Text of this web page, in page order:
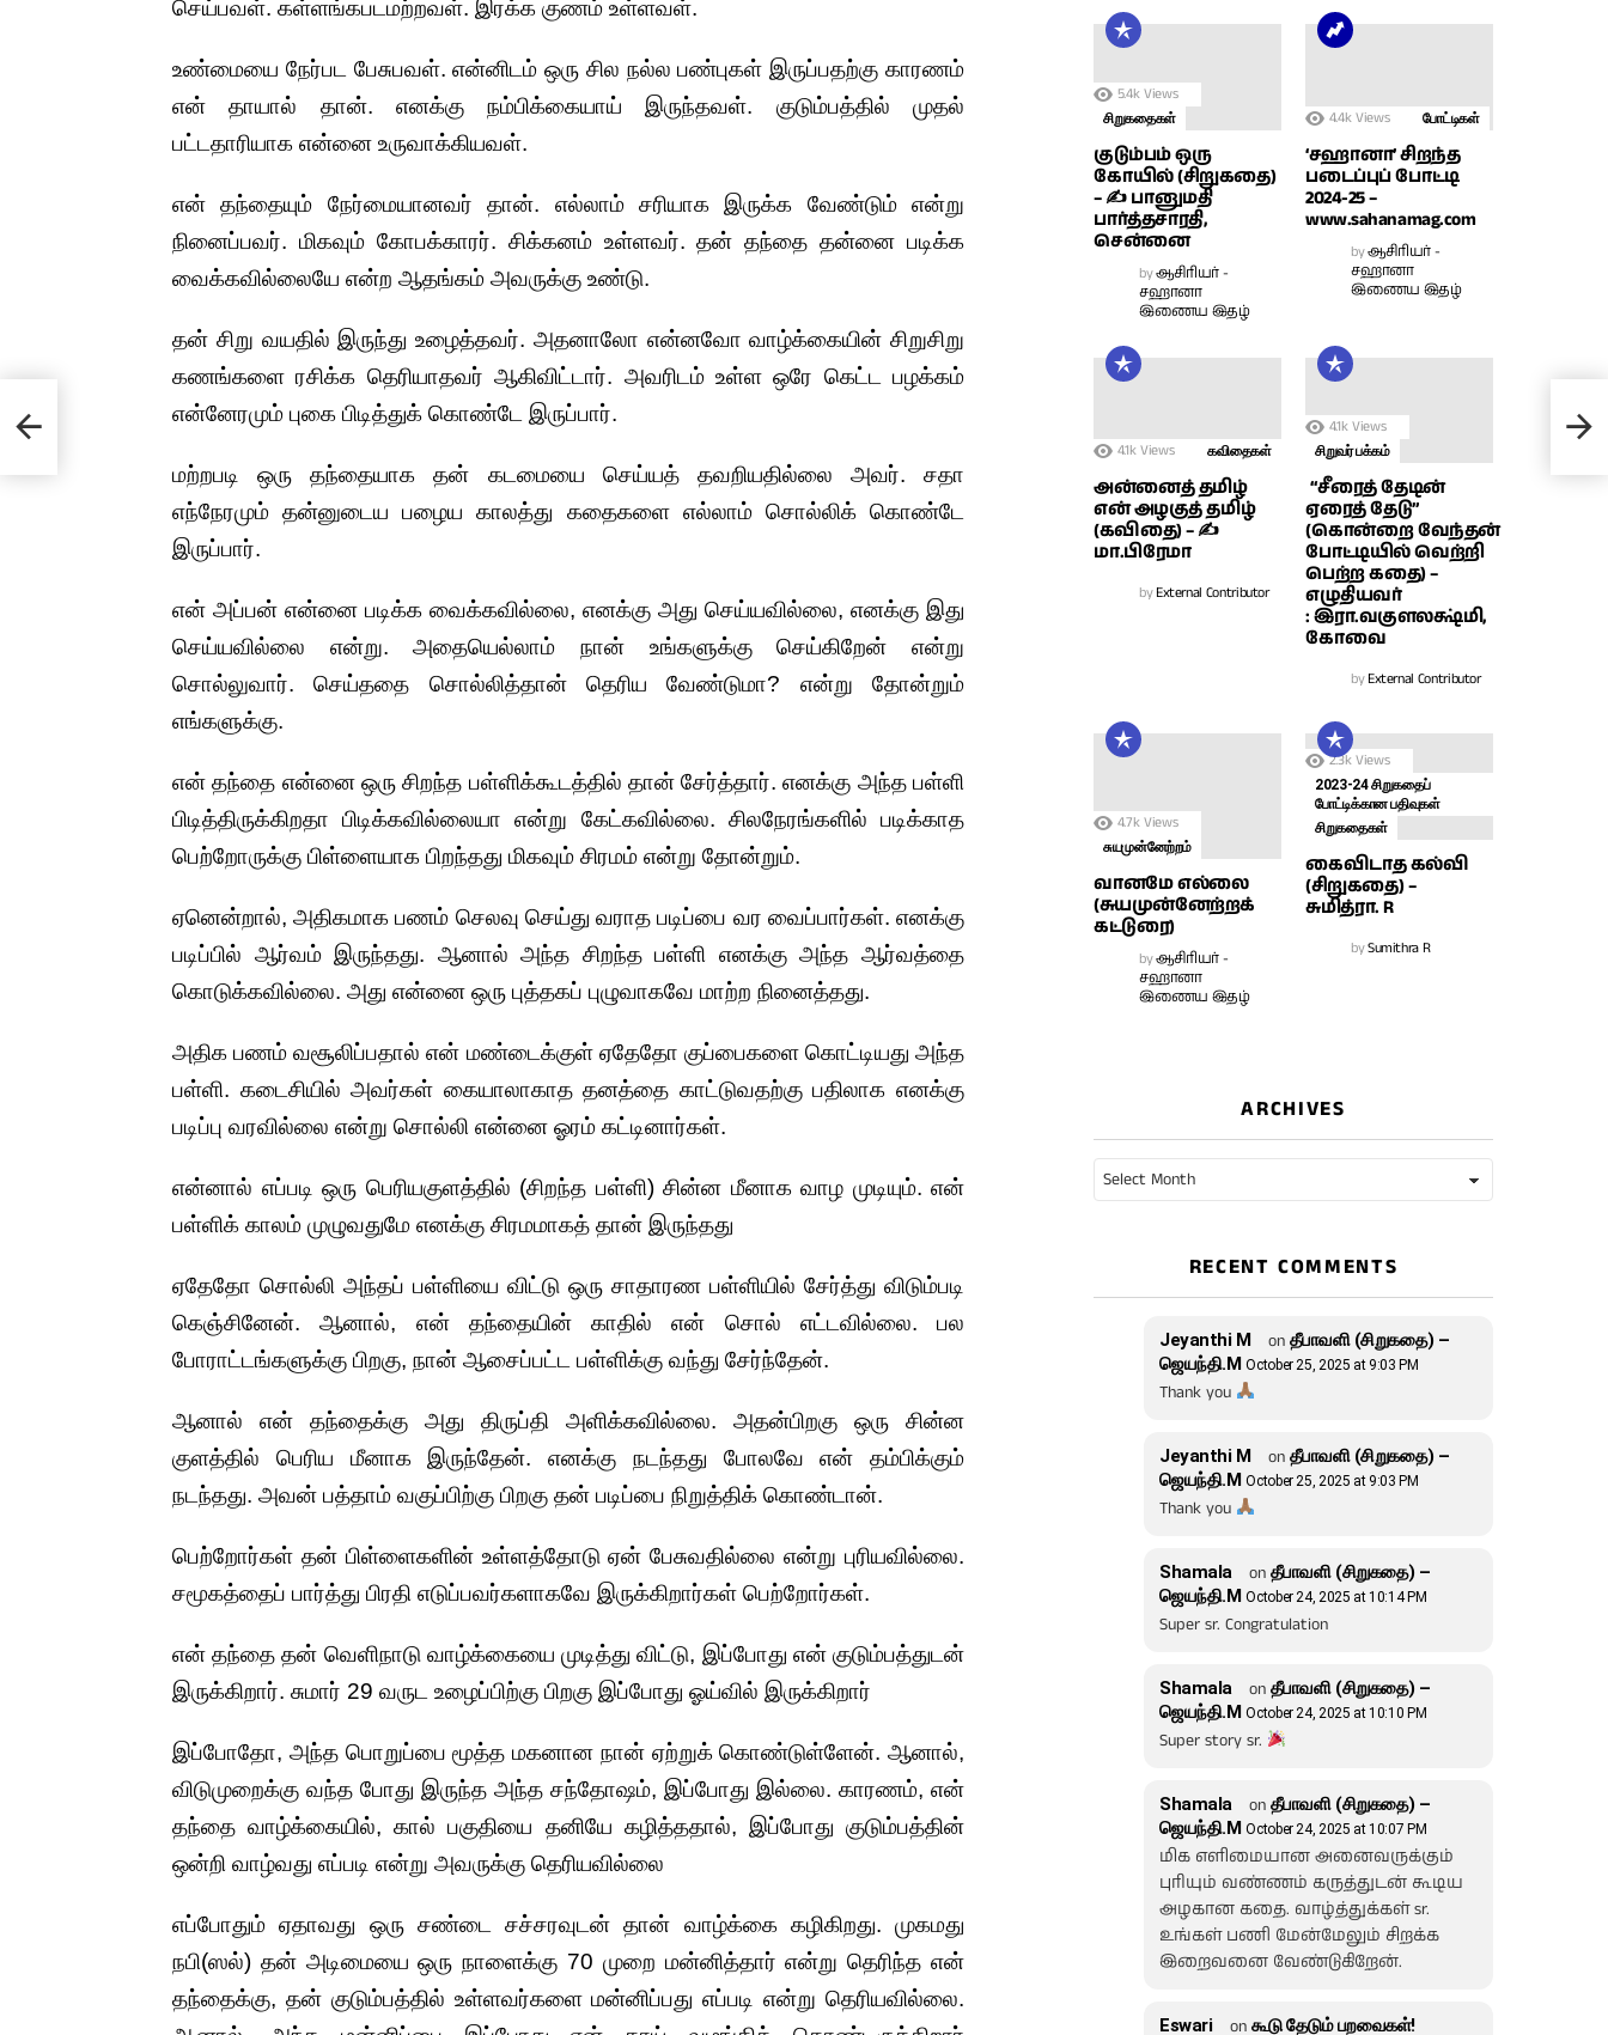
செய்பவள். கள்ளங்கபடமற்றவள். இரக்க குணம் உள்ளவள்.
உண்மையை நேர்பட பேசுபவள். என்னிடம் ஒரு சில நல்ல பண்புகள் இருப்பதற்கு காரணம்
என் தாயால் தான். எனக்கு நம்பிக்கையாய் இருந்தவள். குடும்பத்தில் முதல்
பட்டதாரியாக என்னை உருவாக்கியவள்.
என் தந்தையும் நேர்மையானவர் தான். எல்லாம் சரியாக இருக்க வேண்டும் என்று
நினைப்பவர். மிகவும் கோபக்காரர். சிக்கனம் உள்ளவர். தன் தந்தை தன்னை படிக்க
வைக்கவில்லையே என்ற ஆதங்கம் அவருக்கு உண்டு.
தன் சிறு வயதில் இருந்து உழைத்தவர். அதனாலோ என்னவோ வாழ்க்கையின் சிறுசிறு
கணங்களை ரசிக்க தெரியாதவர் ஆகிவிட்டார். அவரிடம் உள்ள ஒரே கெட்ட பழக்கம்
என்னேரமும் புகை பிடித்துக் கொண்டே இருப்பார்.
மற்றபடி ஒரு தந்தையாக தன் கடமையை செய்யத் தவறியதில்லை அவர். சதா
எந்நேரமும் தன்னுடைய பழைய காலத்து கதைகளை எல்லாம் சொல்லிக் கொண்டே
இருப்பார்.
என் அப்பன் என்னை படிக்க வைக்கவில்லை, எனக்கு அது செய்யவில்லை, எனக்கு இது
செய்யவில்லை என்று. அதையெல்லாம் நான் உங்களுக்கு செய்கிறேன் என்று
சொல்லுவார். செய்ததை சொல்லித்தான் தெரிய வேண்டுமா? என்று தோன்றும்
எங்களுக்கு.
என் தந்தை என்னை ஒரு சிறந்த பள்ளிக்கூடத்தில் தான் சேர்த்தார். எனக்கு அந்த பள்ளி
பிடித்திருக்கிறதா பிடிக்கவில்லையா என்று கேட்கவில்லை. சிலநேரங்களில் படிக்காத
பெற்றோருக்கு பிள்ளையாக பிறந்தது மிகவும் சிரமம் என்று தோன்றும்.
ஏனென்றால், அதிகமாக பணம் செலவு செய்து வராத படிப்பை வர வைப்பார்கள். எனக்கு
படிப்பில் ஆர்வம் இருந்தது. ஆனால் அந்த சிறந்த பள்ளி எனக்கு அந்த ஆர்வத்தை
கொடுக்கவில்லை. அது என்னை ஒரு புத்தகப் புழுவாகவே மாற்ற நினைத்தது.
அதிக பணம் வசூலிப்பதால் என் மண்டைக்குள் ஏதேதோ குப்பைகளை கொட்டியது அந்த
பள்ளி. கடைசியில் அவர்கள் கையாலாகாத தனத்தை காட்டுவதற்கு பதிலாக எனக்கு
படிப்பு வரவில்லை என்று சொல்லி என்னை ஓரம் கட்டினார்கள்.
என்னால் எப்படி ஒரு பெரியகுளத்தில் (சிறந்த பள்ளி) சின்ன மீனாக வாழ முடியும். என்
பள்ளிக் காலம் முழுவதுமே எனக்கு சிரமமாகத் தான் இருந்தது
ஏதேதோ சொல்லி அந்தப் பள்ளியை விட்டு ஒரு சாதாரண பள்ளியில் சேர்த்து விடும்படி
கெஞ்சினேன். ஆனால், என் தந்தையின் காதில் என் சொல் எட்டவில்லை. பல
போராட்டங்களுக்கு பிறகு, நான் ஆசைப்பட்ட பள்ளிக்கு வந்து சேர்ந்தேன்.
ஆனால் என் தந்தைக்கு அது திருப்தி அளிக்கவில்லை. அதன்பிறகு ஒரு சின்ன
குளத்தில் பெரிய மீனாக இருந்தேன். எனக்கு நடந்தது போலவே என் தம்பிக்கும்
நடந்தது. அவன் பத்தாம் வகுப்பிற்கு பிறகு தன் படிப்பை நிறுத்திக் கொண்டான்.
பெற்றோர்கள் தன் பிள்ளைகளின் உள்ளத்தோடு ஏன் பேசுவதில்லை என்று புரியவில்லை.
சமூகத்தைப் பார்த்து பிரதி எடுப்பவர்களாகவே இருக்கிறார்கள் பெற்றோர்கள்.
என் தந்தை தன் வெளிநாடு வாழ்க்கையை முடித்து விட்டு, இப்போது என் குடும்பத்துடன்
இருக்கிறார். சுமார் 29 வருட உழைப்பிற்கு பிறகு இப்போது ஓய்வில் இருக்கிறார்
இப்போதோ, அந்த பொறுப்பை மூத்த மகனான நான் ஏற்றுக் கொண்டுள்ளேன். ஆனால்,
விடுமுறைக்கு வந்த போது இருந்த அந்த சந்தோஷம், இப்போது இல்லை. காரணம், என்
தந்தை வாழ்க்கையில், கால் பகுதியை தனியே கழித்ததால், இப்போது குடும்பத்தின்
ஒன்றி வாழ்வது எப்படி என்று அவருக்கு தெரியவில்லை
எப்போதும் ஏதாவது ஒரு சண்டை சச்சரவுடன் தான் வாழ்க்கை கழிகிறது. முகமது
நபி(ஸல்) தன் அடிமையை ஒரு நாளைக்கு 70 முறை மன்னித்தார் என்று தெரிந்த என்
தந்தைக்கு, தன் குடும்பத்தில் உள்ளவர்களை மன்னிப்பது எப்படி என்று தெரியவில்லை.
–
✍
5.4k Views
சிறுகதைகள்
குடும்பம் ஒரு
கோயில் (சிறுகதை)
– ✍ பானுமதி
பார்த்தசாரதி,
சென்னை
byஆசிரியர் -
சஹானா
இணைய இதழ்
4.4k Views போட்டிகள்
‘சஹானா’ சிறந்த
படைப்புப் போட்டி
2024-25 –
www.sahanamag.com
byஆசிரியர் -
சஹானா
இணைய இதழ்
4.1k Views கவிதைகள்
அன்னைத் தமிழ்
என் அழகுத் தமிழ்
(கவிதை) – ✍
மா.பிரேமா
byExternal Contributor
4.1k Views
சிறுவர் பக்கம்
“சீரைத் தேடின்
ஏரைத் தேடு”
(கொன்றை வேந்தன்
போட்டியில் வெற்றி
பெற்ற கதை) –
எழுதியவர்
: இரா.வகுளலக்ஷ்மி,
கோவை
byExternal Contributor
4.7k Views
சுயமுன்னேற்றம்
வானமே எல்லை
(சுயமுன்னேற்றக்
கட்டுரை)
byஆசிரியர் -
சஹானா
இணைய இதழ்
2.3k Views
2023-24 சிறுகதைப்
போட்டிக்கான பதிவுகள்
சிறுகதைகள்
கைவிடாத கல்வி
(சிறுகதை) –
சுமித்ரா. R
bySumithra R
ARCHIVES
RECENT COMMENTS
Jeyanthi M on தீபாவளி (சிறுகதை) –
ஜெயந்தி.M October 25, 2025 at 9:03 PM
Thank you
Jeyanthi M on தீபாவளி (சிறுகதை) –
ஜெயந்தி.M October 25, 2025 at 9:03 PM
Thank you
Shamala onதீபாவளி (சிறுகதை) –
ஜெயந்தி.M October 24, 2025 at 10:14 PM
Super sr. Congratulation
Shamala onதீபாவளி (சிறுகதை) –
ஜெயந்தி.M October 24, 2025 at 10:10 PM
Super story sr.
Shamala onதீபாவளி (சிறுகதை) –
ஜெயந்தி.M October 24, 2025 at 10:07 PM
மிக எளிமையான அனைவருக்கும்
புரியும் வண்ணம் கருத்துடன் கூடிய
அழகான கதை. வாழ்த்துக்கள் sr.
உங்கள் பணி மேன்மேலும் சிறக்க
இறைவனை வேண்டுகிறேன்.
Eswari on கூடு தேடும் பறவைகள்!